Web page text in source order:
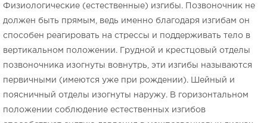
Физиологические (естественные) изгибы. Позвоночник не
должен быть прямым, ведь именно благодаря изгибам он
способен реагировать на стрессы и поддерживать тело в
вертикальном положении. Грудной и крестцовый отделы
позвоночника изогнуты вовнутрь, эти изгибы называются
первичными (имеются уже при рождении). Шейный и
поясничный отделы изогнуты наружу. В горизонтальном
положении соблюдение естественных изгибов